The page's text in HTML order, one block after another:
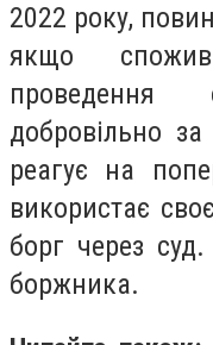
2022 року,
якщо
добровільно
реагує на
використає
борг через
боржника.